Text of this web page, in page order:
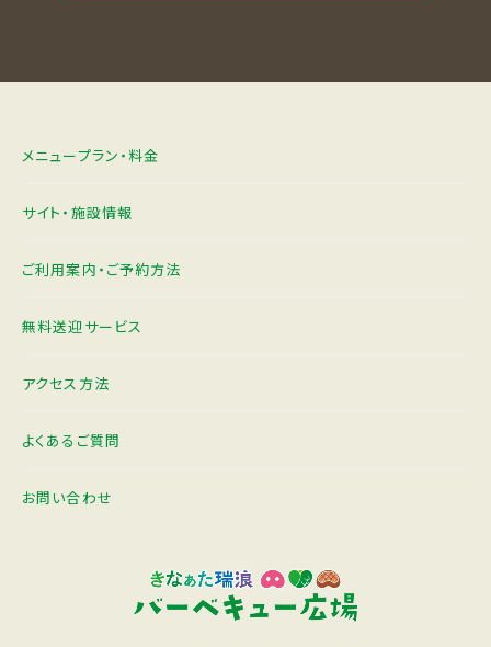
メニュープラン・料金
サイト・施設情報
ご利用案内・ご予約方法
無料送迎サービス
アクセス方法
よくあるご質問
お問い合わせ